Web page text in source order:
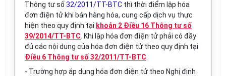
Thông tư số 32/2011/TT-BTC thì thời điểm lập hóa
đơn điện tử khi bán hàng hóa, cung cấp dịch vụ thực
hiện theo quy định tại khoản 2 Điều 16 Thông tư số
39/2014/TT-BTC . Khi lập hóa đơn điện tử phải có đầy
đủ các nội dung của hóa đơn điện tử theo quy định tại
Điều 6 Thông tư số 32/2011/TT-BTC
- Trường hợp áp dụng hóa đơn điện tử theo Nghị định